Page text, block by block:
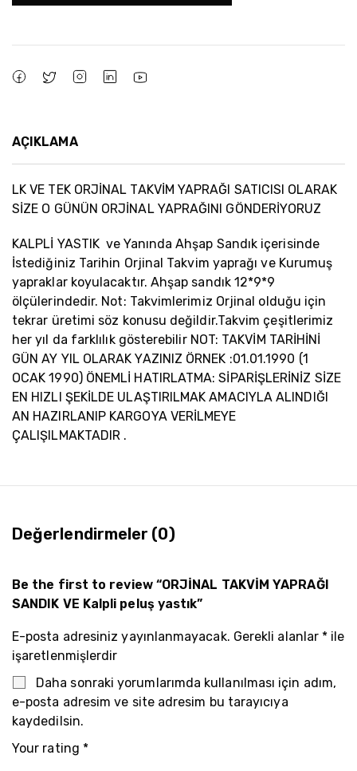
AÇIKLAMA
LK VE TEK ORJİNAL TAKVİM YAPRAĞI SATICISI OLARAK
SİZE O GÜNÜN ORJİNAL YAPRAĞINI GÖNDERİYORUZ
KALPLİ YASTIK ve Yanında Ahşap Sandık içerisinde
İstediğiniz Tarihin Orjinal Takvim yaprağı ve Kurumuş
yapraklar koyulacaktır. Ahşap sandık 12*9*9
ölçülerindedir. Not: Takvimlerimiz Orjinal olduğu için
tekrar üretimi söz konusu değildir.Takvim çeşitlerimiz
her yıl da farklılık gösterebilir NOT: TAKVİM TARİHİNİ
GÜN AY YIL OLARAK YAZINIZ ÖRNEK :01.01.1990 (1
OCAK 1990) ÖNEMLİ HATIRLATMA: SİPARİŞLERİNİZ SİZE
EN HIZLI ŞEKİLDE ULAŞTIRILMAK AMACIYLA ALINDIĞI
AN HAZIRLANIP KARGOYA VERİLMEYE
ÇALIŞILMAKTADIR .
Değerlendirmeler (0)
Be the first to review “ORJİNAL TAKVİM YAPRAĞI
SANDIK VE Kalpli peluş yastık”
E-posta adresiniz yayınlanmayacak. Gerekli alanlar * ile
işaretlenmişlerdir
Daha sonraki yorumlarımda kullanılması için adım,
e-posta adresim ve site adresim bu tarayıcıya
kaydedilsin.
Your rating *